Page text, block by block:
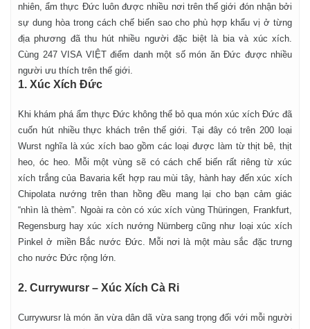
nhiên, ẩm thực Đức luôn được nhiều nơi trên thế giới đón nhận bởi
sự dung hòa trong cách chế biến sao cho phù hợp khẩu vị ở từng
địa phương đã thu hút nhiều người đặc biệt là bia và xúc xích.
Cùng 247 VISA VIỆT điểm danh một số món ăn Đức được nhiều
người ưu thích trên thế giới.
1. Xúc Xích Đức
Khi khám phá ẩm thực Đức không thể bỏ qua món xúc xích Đức đã
cuốn hút nhiều thực khách trên thế giới. Tại đây có trên 200 loại
Wurst nghĩa là xúc xích bao gồm các loại được làm từ thịt bê, thịt
heo, óc heo. Mỗi một vùng sẽ có cách chế biến rất riêng từ xúc
xích trắng của Bavaria kết hợp rau mùi tây, hành hay đến xúc xích
Chipolata nướng trên than hồng đều mang lại cho bạn cảm giác
“nhìn là thèm”. Ngoài ra còn có xúc xích vùng Thüringen, Frankfurt,
Regensburg hay xúc xích nướng Nürnberg cũng như loại xúc xích
Pinkel ở miền Bắc nước Đức. Mỗi nơi là một màu sắc đặc trưng
cho nước Đức rộng lớn.
2. Currywursr – Xúc Xích Cà Ri
Currywursr là món ăn vừa dân dã vừa sang trọng đối với mỗi người